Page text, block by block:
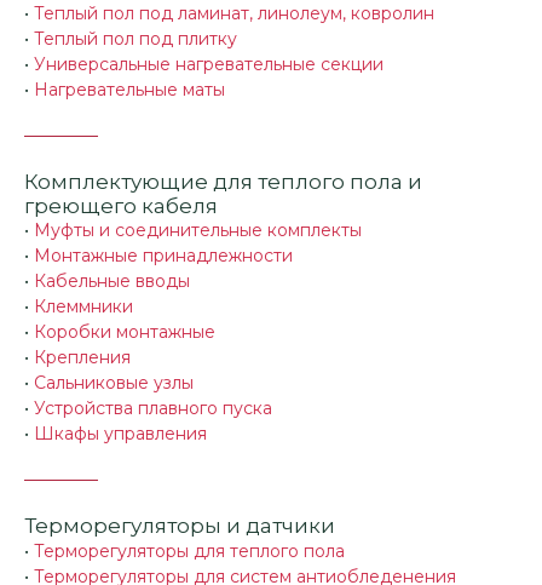
• Теплый пол под ламинат, линолеум, ковролин
• Теплый пол под плитку
• Универсальные нагревательные секции
• Нагревательные маты
Комплектующие для теплого пола и
греющего кабеля
• Муфты и соединительные комплекты
• Монтажные принадлежности
• Кабельные вводы
• Клеммники
• Коробки монтажные
• Крепления
• Сальниковые узлы
• Устройства плавного пуска
• Шкафы управления
Терморегуляторы и датчики
• Терморегуляторы для теплого пола
• Терморегуляторы для систем антиобледенения